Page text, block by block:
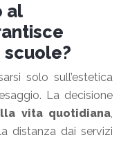
al
scuole?
solo sull’estetica
La decisione
vita quotidiana,
distanza dai servizi